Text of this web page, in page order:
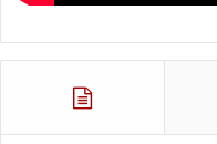
.